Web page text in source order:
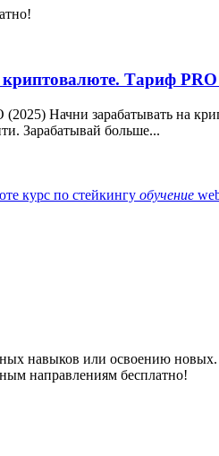
Тариф PRO
Начни зарабатывать на
Зарабатывай больше...
курс по стейкингу обучение
навыков или освоению
направлениям бесплатно!